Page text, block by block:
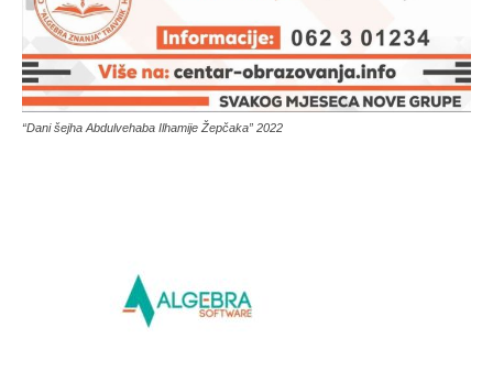
“Dani šejha Abdulvehaba Ilhamije Žepčaka” 2022